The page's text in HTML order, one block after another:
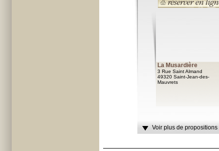
La Musardière
3 Rue Saint Almand
49320 Saint-Jean-des-
Mauvrets
Voir plus de